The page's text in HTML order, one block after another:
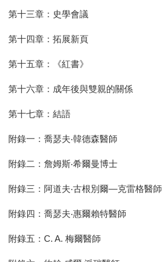
第十三章：史學會議
第十四章：拓展新頁
第十五章：《紅書》
第十六章：成年後與雙親的關係
第十七章：結語
附錄一：喬瑟夫‧韓德森醫師
附錄二：詹姆斯‧希爾曼博士
附錄三：阿道夫‧古根別爾—克雷格醫師
附錄四：喬瑟夫‧惠爾賴特醫師
附錄五：C. A. 梅爾醫師